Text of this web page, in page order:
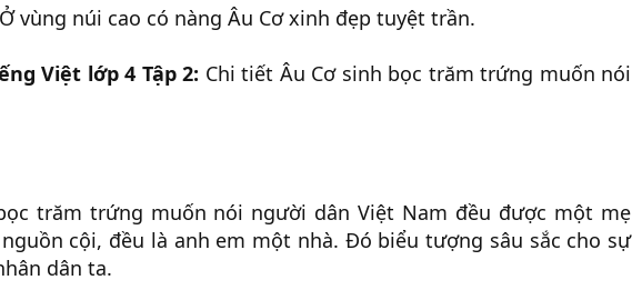
vùng núi cao có nàng Âu Cơ xinh đẹp tuyệt trần.
Việt lớp 4 Tập 2: Chi tiết Âu Cơ sinh bọc trăm trứng muốn nói
trăm trứng muốn nói người dân Việt Nam đều được một mẹ
cội, đều là anh em một nhà. Đó biểu tượng sâu sắc cho sự
dân ta.